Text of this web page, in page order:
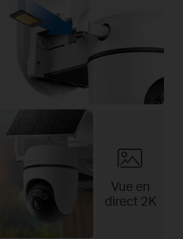
Vue en
direct 2K